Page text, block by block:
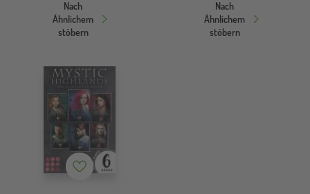
Nach
Ähnlichem
stöbern
Nach
Ähnlichem
stöbern
Merkzettel